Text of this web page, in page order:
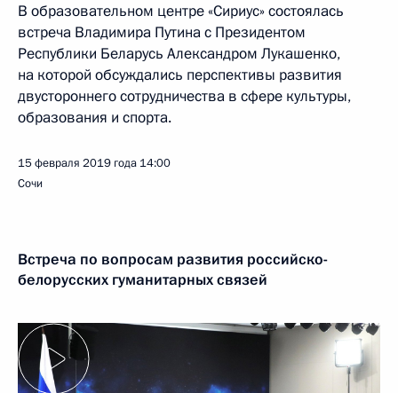
В образовательном центре «Сириус» состоялась
встреча Владимира Путина с Президентом
Республики Беларусь Александром Лукашенко,
на которой обсуждались перспективы развития
двустороннего сотрудничества в сфере культуры,
образования и спорта.
15 февраля 2019 года 14:00
Сочи
Встреча по вопросам развития российско-
белорусских гуманитарных связей